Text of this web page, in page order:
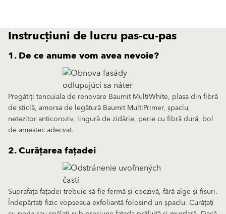
Instrucțiuni de lucru pas-cu-pas
1. De ce anume vom avea nevoie?
Pregătiți tencuiala de renovare Baumit MultiWhite, plasa din fibră
de sticlă, amorsa de legătură Baumit MultiPrimer, șpaclu,
netezitor anticoroziv, lingură de zidărie, perie cu fibră dură, bol
de amestec adecvat.
2. Curățarea fațadei
Suprafața fațadei trebuie să fie fermă și coezivă, fără alge și fisuri.
Îndepărtați fizic vopseaua exfoliantă folosind un șpaclu. Curățați